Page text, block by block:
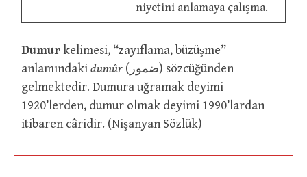
niyetini anlamaya çalışma.
Dumur kelimesi, “zayıflama, büzüşme”
anlamındakidumûr (ضمور) sözcüğünden
gelmektedir. Dumura uğramak deyimi
1920’lerden, dumur olmak deyimi 1990’lardan
itibaren câridir. (Nişanyan Sözlük)